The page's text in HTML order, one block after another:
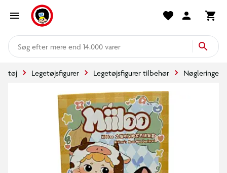
mere end 14.000 varer
Legetøjsfigurer Legetøjsfigurer tilbehør Nøgleringe